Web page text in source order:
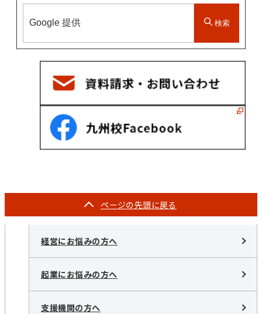
検索
ページの先頭に戻る
経営にお悩みの方へ
起業にお悩みの方へ
支援機関の方へ